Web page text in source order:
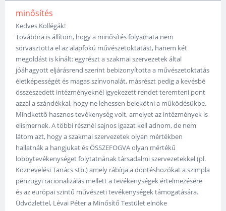
minősítés
Kedves Kollégák!
Továbbra is állítom, hogy a minősítés folyamata nem
sorvasztotta el az alapfokú művészetoktatást, hanem két
megoldást is kínált: egyrészt a szakmai szervezetek által
jóáhagyott eljárásrend szerint bebizonyította a művészetoktatás
életképességét és magas színvonalát, másrészt pedig a kevésbé
összeszedett intézményeknél igyekezett rendet teremteni pont
azzal a szándékkal, hogy ne lehessen belekötni a működésükbe.
Mindkettő hasznos tevékenység volt, amelyet az intézmények is
elismernek. A többi résznél sajnos igazat kell adnom, de nem
látom azt, hogy a szakmai szervezetek olyan mértékben
hallatnák a hangjukat és ÖSSZEFOGVA olyan mértékű
lobbytevékenységet folytatnának társadalmi szervezetekkel (pl.
Köznevelési Tanács stb.) amely rábírja a döntéshozókat a szimpla
pénzügyi racionalizálás mellett a tevékenységek értelmezésére
és az európai szintű művészeti tevékenységek támogatására.
Üdvözlettel, Lévai Péter a Minősítő Testület elnöke